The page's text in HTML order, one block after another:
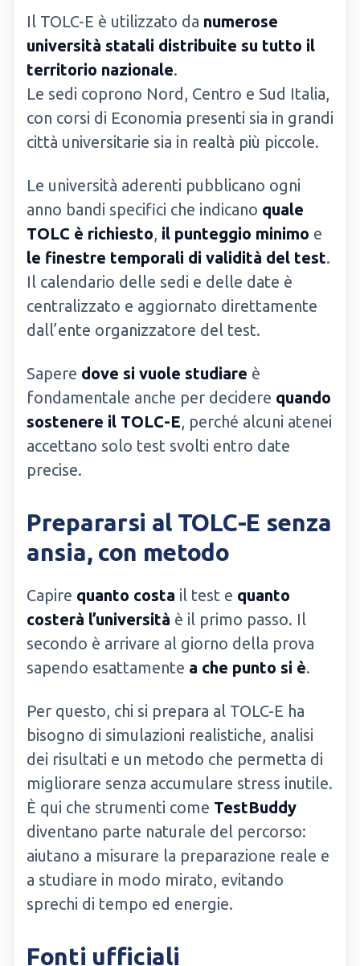
Il TOLC-E è utilizzato da numerose
università statali distribuite su tutto il
territorio nazionale.
Le sedi coprono Nord, Centro e Sud Italia,
con corsi di Economia presenti sia in grandi
città universitarie sia in realtà più piccole.
Le università aderenti pubblicano ogni
anno bandi specifici che indicano quale
TOLC è richiesto, il punteggio minimo e
le finestre temporali di validità del test.
Il calendario delle sedi e delle date è
centralizzato e aggiornato direttamente
dall’ente organizzatore del test.
Sapere dove si vuole studiare è
fondamentale anche per decidere quando
sostenere il TOLC-E, perché alcuni atenei
accettano solo test svolti entro date
precise.
Prepararsi al TOLC-E senza
ansia, con metodo
Capire quanto costa il test e quanto
costerà l’università è il primo passo. Il
secondo è arrivare al giorno della prova
sapendo esattamente a che punto si è.
Per questo, chi si prepara al TOLC-E ha
bisogno di simulazioni realistiche, analisi
dei risultati e un metodo che permetta di
migliorare senza accumulare stress inutile.
È qui che strumenti come TestBuddy
diventano parte naturale del percorso:
aiutano a misurare la preparazione reale e
a studiare in modo mirato, evitando
sprechi di tempo ed energie.
Fonti ufficiali